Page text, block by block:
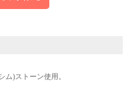
)ストーン使用。